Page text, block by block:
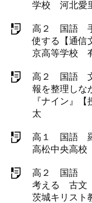
学校 河北愛
高２ 国語
使する【通信
京高等学校
高２ 国語 文
報を整理し
『ナイン』
太
高１ 国語 羅
高松中央高
高２ 国語 『
考える 古文
茨城キリス